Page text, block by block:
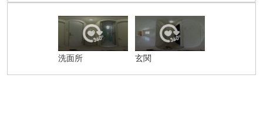
洗面所 玄関